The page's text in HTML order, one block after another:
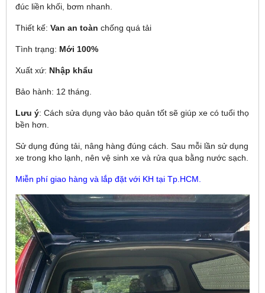
đúc liền khối, bơm nhanh.
Thiết kế: Van an toàn chống quá tải
Tình trạng: Mới 100%
Xuất xứ: Nhập khẩu
Bảo hành: 12 tháng.
Lưu ý: Cách sửa dụng vào bảo quản tốt sẽ giúp xe có tuổi thọ
bền hơn.
Sử dụng đúng tải, nâng hàng đúng cách. Sau mỗi lần sử dụng
xe trong kho lạnh, nên vệ sinh xe và rửa qua bằng nước sạch.
Miễn phí giao hàng và lắp đặt với KH tại Tp.HCM.